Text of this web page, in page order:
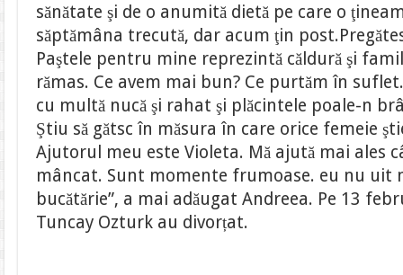
sănătate şi de o anumită dietă pe care o
săptămâna trecută, dar acum ţin
Paştele pentru mine reprezintă căldură şi
rămas. Ce avem mai bun? Ce purtăm în
cu multă nucă şi rahat şi plăcintele poale-n
Ştiu să gătsc în măsura în care orice femeie
Ajutorul meu este Violeta. Mă ajută mai ales
mâncat. Sunt momente frumoase. eu nu uit
bucătărie”, a mai adăugat Andreea. Pe 13
Tuncay Ozturk au divorțat.